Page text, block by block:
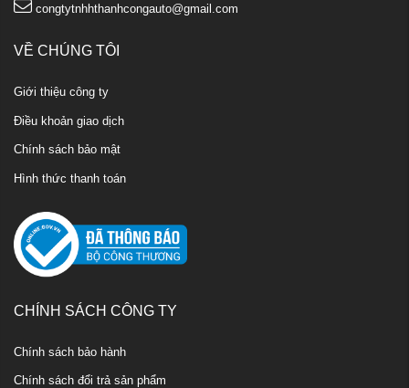
congtytnhhthanhcongauto@gmail.com
VỀ CHÚNG TÔI
Giới thiệu công ty
Điều khoản giao dịch
Chính sách bảo mật
Hình thức thanh toán
CHÍNH SÁCH CÔNG TY
Chính sách bảo hành
Chính sách đổi trả sản phẩm